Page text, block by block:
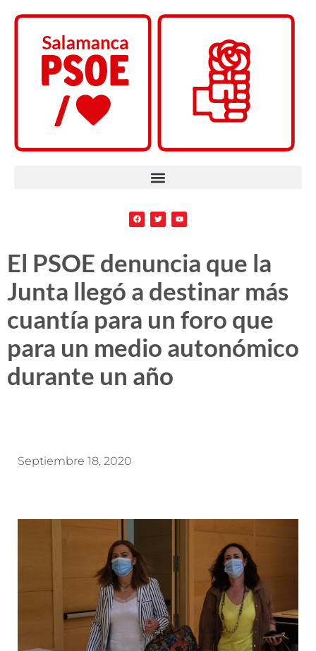
El PSOE denuncia que la
Junta llegó a destinar más
cuantía para un foro que
para un medio autonómico
durante un año
Septiembre 18, 2020